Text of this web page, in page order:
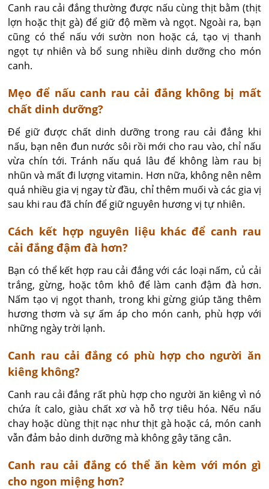
Canh rau cải đắng thường được nấu cùng thịt bằm (thịt
lợn hoặc thịt gà) để giữ độ mềm và ngọt. Ngoài ra, bạn
cũng có thể nấu với sườn non hoặc cá, tạo vị thanh
ngọt tự nhiên và bổ sung nhiều dinh dưỡng cho món
canh.
Mẹo để nấu canh rau cải đắng không bị mất
chất dinh dưỡng?
Để giữ được chất dinh dưỡng trong rau cải đắng khi
nấu, bạn nên đun nước sôi rồi mới cho rau vào, chỉ nấu
vừa chín tới. Tránh nấu quá lâu để không làm rau bị
nhũn và mất đi lượng vitamin. Hơn nữa, không nên nêm
quá nhiều gia vị ngay từ đầu, chỉ thêm muối và các gia vị
sau khi rau đã chín để giữ nguyên hương vị tự nhiên.
Cách kết hợp nguyên liệu khác để canh rau
cải đắng đậm đà hơn?
Bạn có thể kết hợp rau cải đắng với các loại nấm, củ cải
trắng, gừng, hoặc tôm khô để làm canh đậm đà hơn.
Nấm tạo vị ngọt thanh, trong khi gừng giúp tăng thêm
hương thơm và sự ấm áp cho món canh, phù hợp với
những ngày trời lạnh.
Canh rau cải đắng có phù hợp cho người ăn
kiêng không?
Canh rau cải đắng rất phù hợp cho người ăn kiêng vì nó
chứa ít calo, giàu chất xơ và hỗ trợ tiêu hóa. Nếu nấu
chay hoặc dùng thịt nạc như thịt gà hoặc cá, món canh
vẫn đảm bảo dinh dưỡng mà không gây tăng cân.
Canh rau cải đắng có thể ăn kèm với món gì
cho ngon miệng hơn?